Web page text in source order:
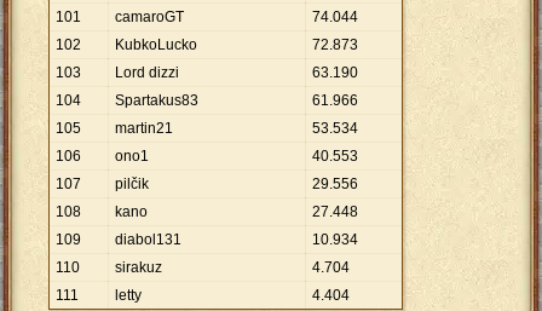
101
camaroGT 74.044
102
KubkoLucko 72.873
103
Lord dizzi 63.190
104
Spartakus83 61.966
105
martin21 53.534
106
ono1 40.553
107
pilčik 29.556
108
kano 27.448
109
diabol131 10.934
110
sirakuz 4.704
111
letty 4.404